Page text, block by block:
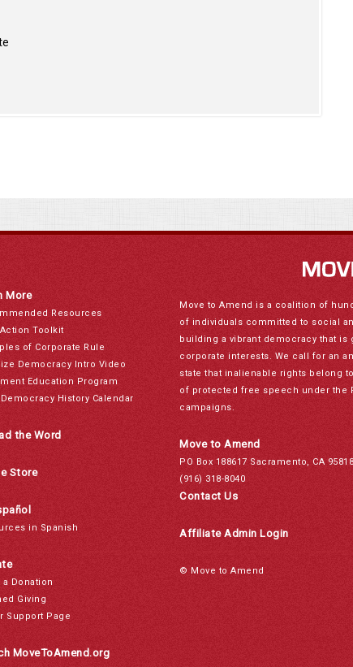
More
Resources
Toolkit
of Corporate Rule
Democracy Intro Video
Education Program
Democracy History Calendar
the Word
Store
in Spanish
a Donation
Giving
Support Page
MoveToAmend.org
Move to Amend is a coalition of
of individuals committed to social
building a vibrant democracy that
corporate interests. We call for an
state that inalienable rights belong
of protected free speech under the
campaigns.
Move to Amend
PO Box 188617 Sacramento, CA 95818
(916) 318-8040
Contact Us
Affiliate Admin Login
© Move to Amend